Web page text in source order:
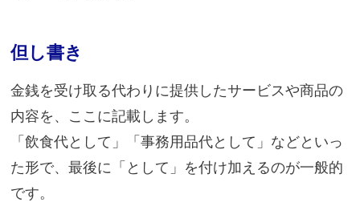
但し書き
金銭を受け取る代わりに提供したサービスや商品の
内容を、ここに記載します。
「飲食代として」「事務用品代として」などといっ
た形で、最後に「として」を付け加えるのが一般的
です。